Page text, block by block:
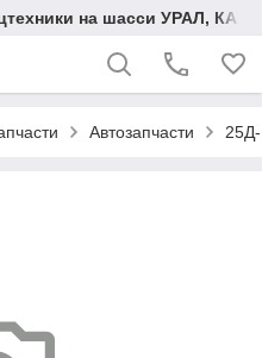
на шасси УРАЛ,
Автозапчасти